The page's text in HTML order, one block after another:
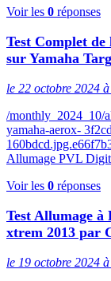
Voir les 0 réponses
Test Complet
sur Yamaha
le 22 octobre 2024
/monthly_2024_10/
yamaha-aerox-
Allumage PVL
Voir les 0 réponses
Test Allumage
xtrem 2013 par
le 19 octobre 2024